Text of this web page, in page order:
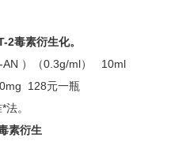
毒素衍生化。
AN ）（0.3g/ml） 10ml
128元一瓶
。
素衍生